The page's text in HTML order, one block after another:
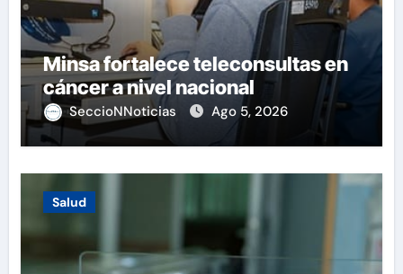
Minsa fortalece teleconsultas en
cáncer a nivel nacional
SeccioNNoticias Ago 5, 2026
Salud